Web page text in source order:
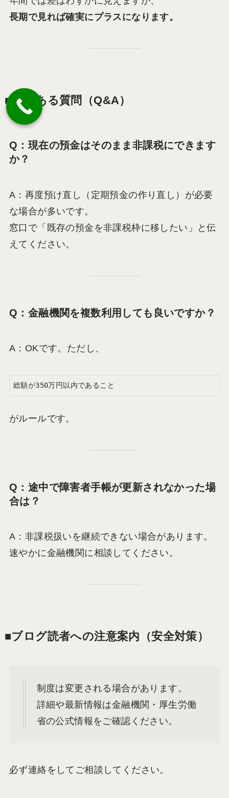
長期で見れば確実にプラスになります。
■よくある質問（Q&A）
Q：現在の預金はそのまま非課税にできます
か？
A：再度預け直し（定期預金の作り直し）が必要
な場合が多いです。
窓口で「既存の預金を非課税枠に移したい」と伝
えてください。
Q：金融機関を複数利用しても良いですか？
A：OKです。ただし、
がルールです。
Q：途中で障害者手帳が更新されなかった場
合は？
A：非課税扱いを継続できない場合があります。
速やかに金融機関に相談してください。
■ブログ読者への注意案内（安全対策）
制度は変更される場合があります。
詳細や最新情報は金融機関・厚生労働
省の公式情報をご確認ください。
必ず連絡をしてご相談してください。